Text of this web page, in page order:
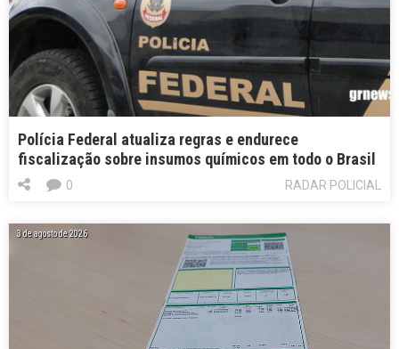
Polícia Federal atualiza regras e endurece
fiscalização sobre insumos químicos em todo o Brasil
RADAR POLICIAL
0
3 de agosto de 2026